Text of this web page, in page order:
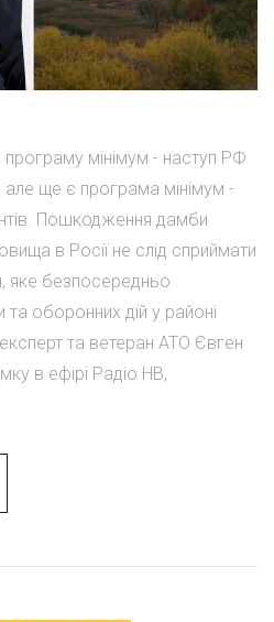
мінімум - наступ РФ
але ще є програма мінімум -
Пошкодження дамби
в Росії не слід сприймати
яке безпосередньо
та оборонних дій у районі
та ветеран АТО Євген
в ефірі Радіо НВ,